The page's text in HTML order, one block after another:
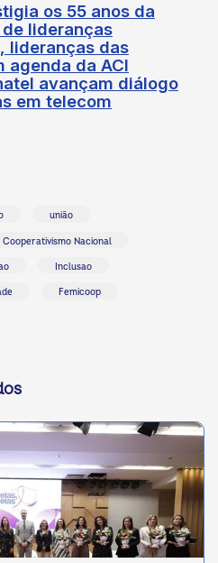
os 55 anos da
lideranças
lideranças das
agenda da ACI
avançam diálogo
em telecom
união
Cooperativismo Nacional
Inclusao
Femicoop